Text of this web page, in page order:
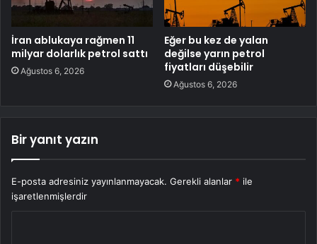
İran ablukaya rağmen 11
milyar dolarlık petrol sattı
Ağustos 6, 2026
Eğer bu kez de yalan
değilse yarın petrol
fiyatları düşebilir
Ağustos 6, 2026
Bir yanıt yazın
E-posta adresiniz yayınlanmayacak. Gerekli alanlar * ile
işaretlenmişlerdir